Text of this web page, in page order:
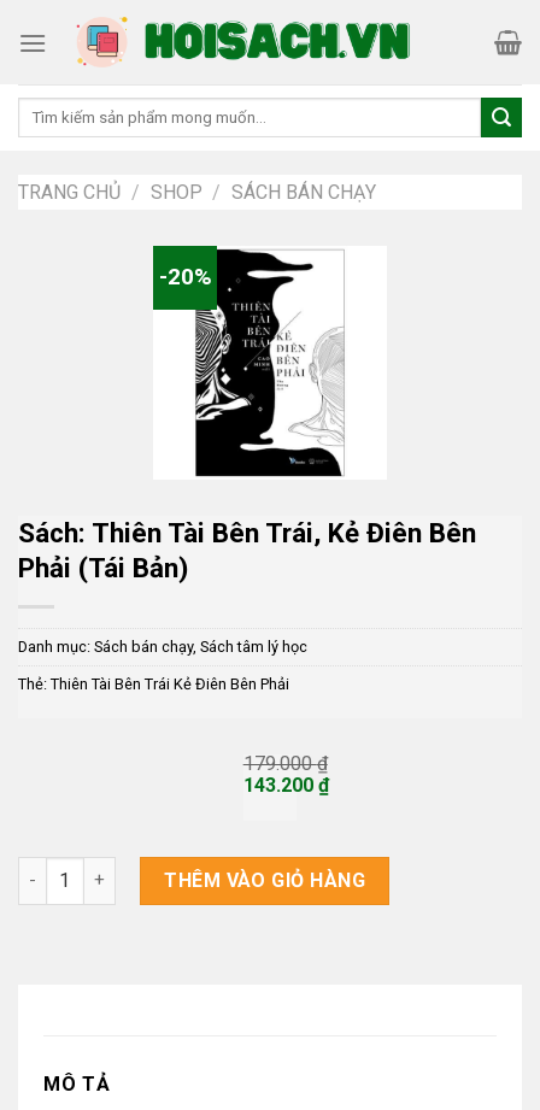
Tìm
TRANG CHỦ / SHOP / SÁCH BÁN CHẠY
-20%
Sách: Thiên Tài Bên Trái, Kẻ Điên Bên
Phải (Tái Bản)
Danh mục: Sách bán chạy, Sách tâm lý học
Thẻ: Thiên Tài Bên Trái Kẻ Điên Bên Phải
179.000₫
Giá
143.200 ₫
là:
143.200 ₫.
Sách: Thiên Tài Bên Trái, Kẻ Điên Bên Phải (Tái Bản) số lượng
THÊM VÀO GIỎ HÀNG
MÔ TẢ